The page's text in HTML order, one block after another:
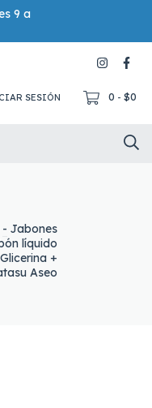
9 a
SESIÓN 0 - $0
- Jabones
líquido
+
Aseo